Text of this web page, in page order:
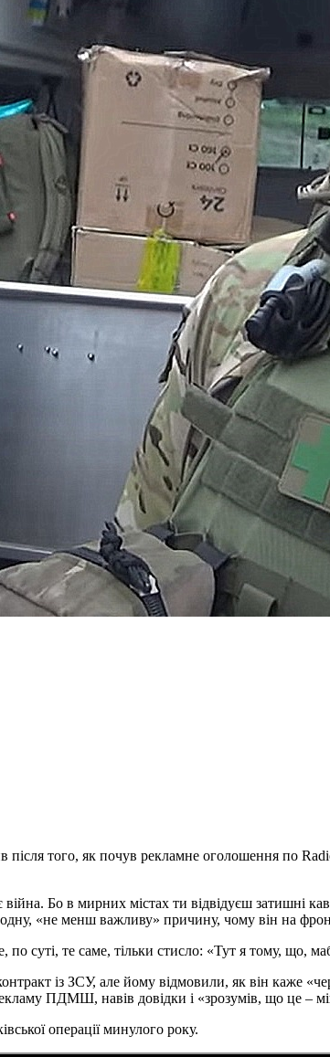
того, як почув рекламне оголошення по
Бо в мирних містах ти відвідуєш затишні
одну, «не менш важливу» причину, чому він на
суті, те саме, тільки стисло: «Тут я тому, що,
із ЗСУ, але йому відмовили, як він каже
ПДМШ, навів довідки і «зрозумів, що це –
операції минулого року.